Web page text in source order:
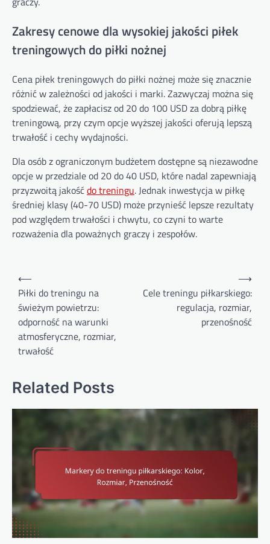
Zakresy cenowe dla wysokiej jakości piłek
treningowych do piłki nożnej
Cena piłek treningowych do piłki nożnej może się znacznie
różnić w zależności od jakości i marki. Zazwyczaj można się
spodziewać, że zapłacisz od 20 do 100 USD za dobrą piłkę
treningową, przy czym opcje wyższej jakości oferują lepszą
trwałość i cechy wydajności.
Dla osób z ograniczonym budżetem dostępne są niezawodne
opcje w przedziale od 20 do 40 USD, które nadal zapewniają
przyzwoitą jakośćdo treningu. Jednak inwestycja w piłkę
średniej klasy (40-70 USD) może przynieść lepsze rezultaty
pod względem trwałości i chwytu, co czyni to warte
rozważenia dla poważnych graczy i zespołów.
Post
navigation
⟵
Piłki do treningu na
świeżym powietrzu:
odporność na warunki
atmosferyczne, rozmiar,
trwałość
Cele treningu piłkarskiego:
regulacja, rozmiar,
przenośność
⟶
Related Posts